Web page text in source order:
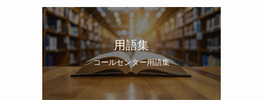
用語集
コールセンター用語集